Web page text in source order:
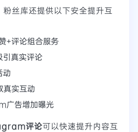
粉丝库还提供以下安全提升互
评论组合服务
引真实评论
动
真实互动
告增加曝光
评论可以快速提升内容互